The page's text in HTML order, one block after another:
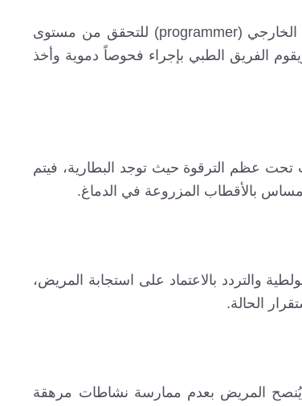
قبل أن يتم تبديل بطارية الدماغ، يتم تقييم حالة البطارية باستخدام جهاز البرمجة الخارجي (programmer) للتحقق من مستوى
الفريق الطبي بإجراء فحوصاً دموية وأخذ
عظم الترقوة حيث توجد البطارية، فيتم
بالأقطاب المزروعة في الدماغ.
والتردد بالاعتماد على استجابة المريض،
الحالة.
المريض بعدم ممارسة نشاطات مرهقة